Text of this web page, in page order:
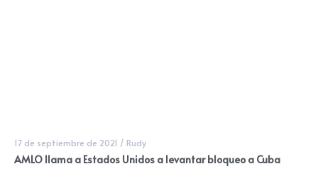
17 de septiembre de 2021 / Rudy
AMLO llama a Estados Unidos a levantar bloqueo a Cuba